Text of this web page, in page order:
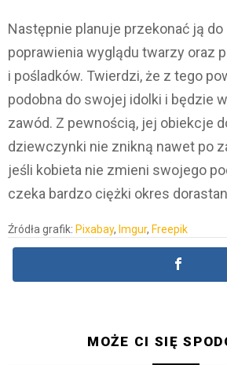
Następnie planuje przekonać ją do
poprawienia wyglądu twarzy oraz
i pośladków. Twierdzi, że z tego
podobna do swojej idolki i będzie
zawód. Z pewnością, jej obiekcje
dziewczynki nie znikną nawet po
jeśli kobieta nie zmieni swojego
czeka bardzo ciężki okres
Źródła grafik: Pixabay, Imgur, Freepik
MOŻE CI SIĘ